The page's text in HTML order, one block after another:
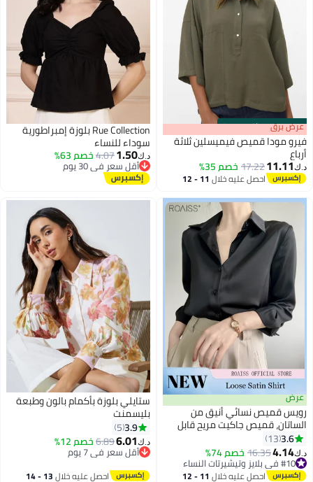
00m:00s
·باقي 100% عرض برق
فيرو مودا قميص فيميسلين ثلاثة
أرباع
د.ك‏11.11
17.22خصم 35%
احصل عليه خلال 11 - 12
Rue Collection بلوزة إمبراطورية
سوداء للنساء
د.ك‏1.50
4.07خصم 63%
أقل سعر في 30 يوم
أقل سعر في 30 يوم
عرض
رويس قميص نسائي أنيق من
الساتان، قميص جاكيت مريح قابل
للتنفس للسيدات، قميص علوي
بأزرار بأكمام طويلة، مناسب للارتداء
اليومي والأنشطة الخارجية
3.6
13
د.ك‏4.14
16.35خصم 74%
#10 في بلايز وتيشيرتات النساء
#10 في بلايز وتيشيرتات النساء احصل عليه خلال 11 - 12
3
ستايلي بلوزة بأكمام بالون وطبعة
بليسمنت
3.9
5
د.ك‏6.01
6.89خصم 12%
أقل سعر في 7 يوم
أقل سعر في 7 يوم
احصل عليه خلال 13 - 14